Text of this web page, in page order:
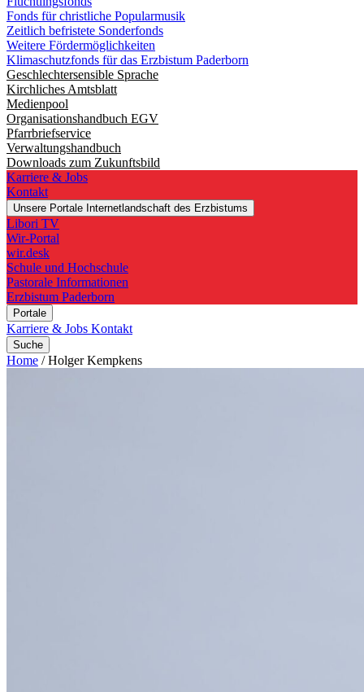
Fonds für christliche Popularmusik
Zeitlich befristete Sonderfonds
Weitere Fördermöglichkeiten
Klimaschutzfonds für das Erzbistum Paderborn
Geschlechtersensible Sprache
Kirchliches Amtsblatt
Medienpool
Organisationshandbuch EGV
Pfarrbriefservice
Verwaltungshandbuch
Downloads zum Zukunftsbild
Karriere & Jobs
Kontakt
Unsere Portale Internetlandschaft des Erzbistums
Libori TV
Wir-Portal
wir.desk
Schule und Hochschule
Pastorale Informationen
Erzbistum Paderborn
Portale
Karriere & Jobs Kontakt
Suche
Home /Holger Kempkens